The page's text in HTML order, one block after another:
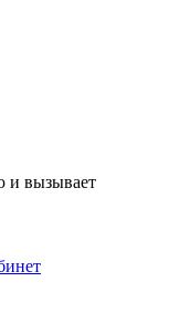
и вызывает